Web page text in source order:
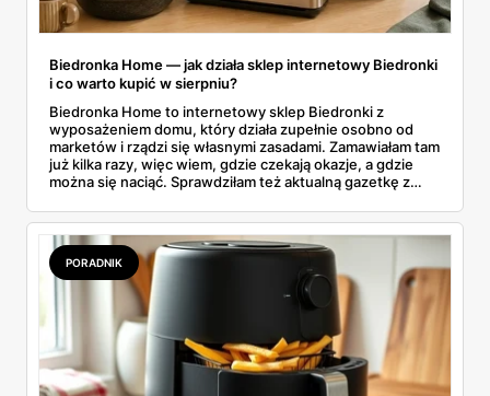
Biedronka Home — jak działa sklep internetowy Biedronki
i co warto kupić w sierpniu?
Biedronka Home to internetowy sklep Biedronki z
wyposażeniem domu, który działa zupełnie osobno od
marketów i rządzi się własnymi zasadami. Zamawiałam tam
już kilka razy, więc wiem, gdzie czekają okazje, a gdzie
można się naciąć. Sprawdziłam też aktualną gazetkę z
wszystko w jednym miejscu: jak zamawiać, ile trwa zwrot,
jakie kody rabatowe działają w sierpniu i które produkty
faktycznie warto włożyć do koszyka.
PORADNIK